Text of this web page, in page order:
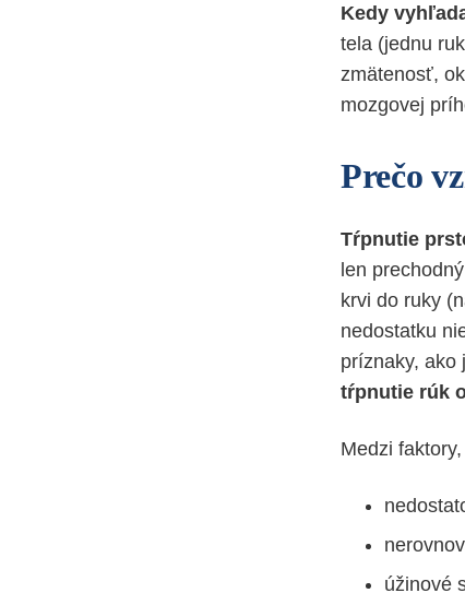
Kedy
tela (jednu
zmätenosť,
mozgovej
Prečo
Tŕpnutie
len
krvi do ruky
nedostatku
príznaky, ako
tŕpnutie rúk
Medzi
úžinové